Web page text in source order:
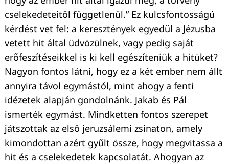
cselekedeteitől függetlenül.” Ez kulcsfontosságú
kérdést vet fel: a keresztények egyedül a Jézusba
vetett hit által üdvözülnek, vagy pedig saját
erőfeszítéseikkel is ki kell egészíteniük a hitüket?
Nagyon fontos látni, hogy ez a két ember nem állt
annyira távol egymástól, mint ahogy a fenti
idézetek alapján gondolnánk. Jakab és Pál
ismerték egymást. Mindketten fontos szerepet
játszottak az első jeruzsálemi zsinaton, amely
kimondottan azért gyűlt össze, hogy megvitassa a
hit és a cselekedetek kapcsolatát. Ahogyan az